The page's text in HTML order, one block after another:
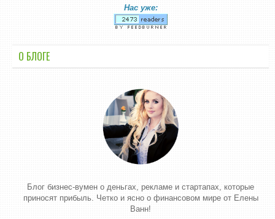
Нас уже:
О БЛОГЕ
Блог бизнес-вумен о деньгах, рекламе и стартапах, которые
приносят прибыль. Четко и ясно о финансовом мире от Елены
Ванн!